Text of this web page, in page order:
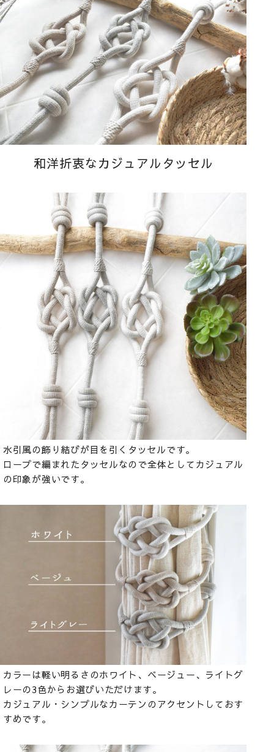
和洋折衷なカジュアル タッセル
水引風の飾り結びが目を引くタッセルです。
ロープで編まれたタッセルなので全体としてカジュアル
の印象が強いです。
カラーは軽い明るさのホワイト、ベージュー、ライトグ
レーの3色からお選びいただけます。
カジュアル・シンプルなカーテンのアクセントしておす
すめです。